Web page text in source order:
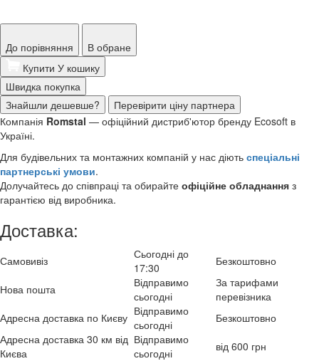
До порівняння
В обране
Купити У кошику
Швидка покупка
Знайшли дешевше?
Перевірити ціну партнера
Компанія Romstal — офіційний дистриб'ютор бренду Ecosoft в
Україні.
Для будівельних та монтажних компаній у нас діють спеціальні
партнерські умови.
Долучайтесь до співпраці та обирайте офіційне обладнання з
гарантією від виробника.
Доставка:
Самовивіз
Сьогодні до
17:30
Безкоштовно
Нова пошта
Відправимо
сьогодні
За тарифами
перевізника
Адресна доставка по Києву Відправимо
сьогодні
Безкоштовно
Адресна доставка 30 км від
Києва
Відправимо
сьогодні
від 600 грн